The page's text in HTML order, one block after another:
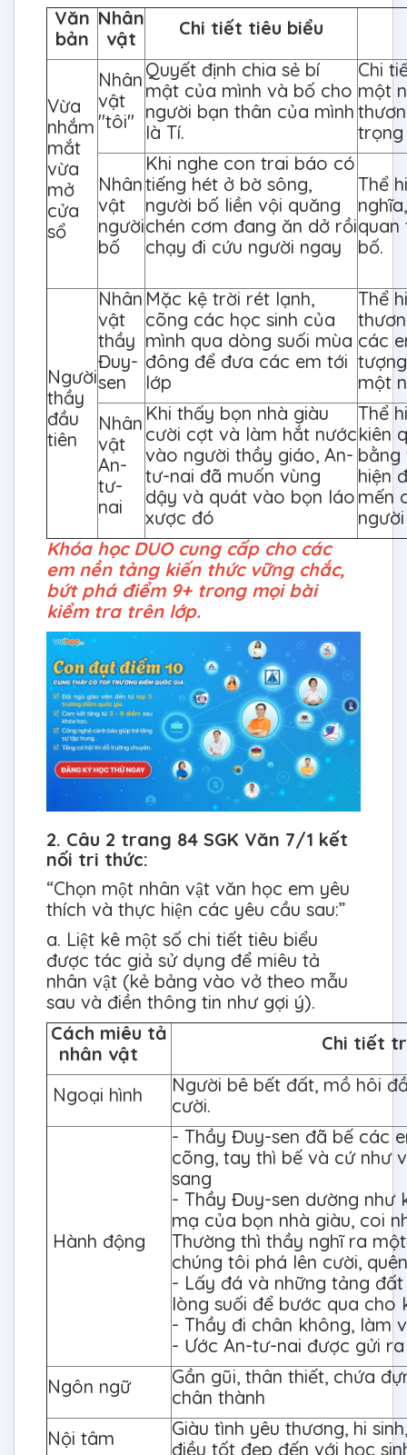
Văn
bản
Nhân
vật
Chi tiết tiêu biểu
Vừa
nhắm
mắt
vừa
mở
cửa
sổ
Nhân
vật
"tôi"
Quyết định chia sẻ bí
mật của mình và bố cho
người bạn thân của mình
là Tí.
Chi
một
trọng
Nhân
vật
người
bố
Khi nghe con trai báo có
tiếng hét ở bờ sông,
người bố liền vội quăng
chén cơm đang ăn dở rồi
chạy đi cứu người ngay
Thể
quan
bố.
Người
thầy
đầu
tiên
Nhân
vật
thầy
Đuy-
sen
Mặc kệ trời rét lạnh,
cõng các học sinh của
mình qua dòng suối mùa
đông để đưa các em tới
lớp
Thể
các
một
Nhân
vật
An-
tư-
nai
Khi thấy bọn nhà giàu
cười cợt và làm hắt nước
vào người thầy giáo, An-
tư-nai đã muốn vùng
dậy và quát vào bọn láo
xược đó
Thể
kiên
bằng
hiện
mến
Khóa học DUO cung cấp cho các
em nền tảng kiến thức vững chắc,
bứt phá điểm 9+ trong mọi bài
kiểm tra trên lớp.
2. Câu 2 trang 84 SGK Văn 7/1 kết
nối tri thức:
“Chọn một nhân vật văn học em yêu
thích và thực hiện các yêu cầu sau:”
a. Liệt kê một số chi tiết tiêu biểu
được tác giả sử dụng để miêu tả
nhân vật (kẻ bảng vào vở theo mẫu
sau và điền thông tin như gợi ý).
Cách miêu tả
nhân vật
Chi tiết
Ngoại hình
Người bê bết đất, mồ hôi
cười.
Hành động
- Thầy Đuy-sen đã bế các
cõng, tay thì bế và cứ như
sang
- Thầy Đuy-sen dường như
mạ của bọn nhà giàu, coi
Thường thì thầy nghĩ ra
chúng tôi phá lên cười,
- Lấy đá và những tảng
lòng suối để bước qua cho
- Thầy đi chân không, làm
- Ước An-tư-nai được gửi
Ngôn ngữ
Gần gũi, thân thiết, chứa
chân thành
Nội tâm
Giàu tình yêu thương, hi
điều tốt đẹp đến với học